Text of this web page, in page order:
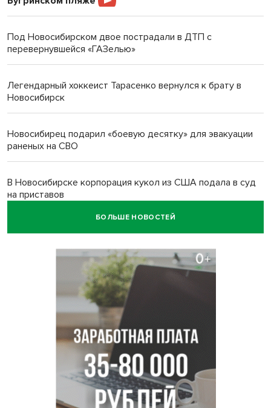
Под Новосибирском двое пострадали в ДТП с
перевернувшейся «ГАЗелью»
Легендарный хоккеист Тарасенко вернулся к брату в
Новосибирск
Новосибирец подарил «боевую десятку» для эвакуации
раненых на СВО
В Новосибирске корпорация кукол из США подала в суд
на приставов
БОЛЬШЕ НОВОСТЕЙ